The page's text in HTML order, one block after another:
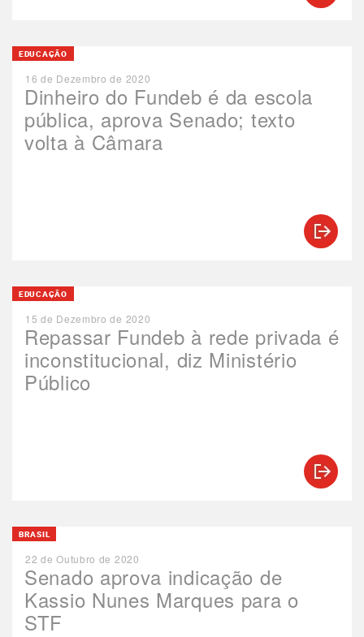
Dinheiro do Fundeb é da escola
pública, aprova Senado; texto
volta à Câmara
EDUCAÇÃO
16 de Dezembro de 2020
Repassar Fundeb à rede privada é
inconstitucional, diz Ministério
Público
EDUCAÇÃO
15 de Dezembro de 2020
Senado aprova indicação de
Kassio Nunes Marques para o
STF
BRASIL
22 de Outubro de 2020